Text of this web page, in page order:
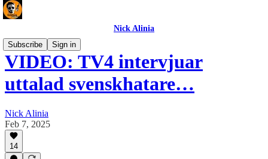
Nick Alinia
Subscribe
Sign in
VIDEO: TV4 intervjuar
uttalad svenskhatare…
Nick Alinia
Feb 7, 2025
14